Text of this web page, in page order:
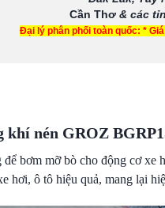
Cần Thơ & các
Đại lý phân phối toàn quốc: *
khí nén GROZ
bơm mỡ bò cho động cơ xe
hơi, ô tô hiệu quả, mang lại